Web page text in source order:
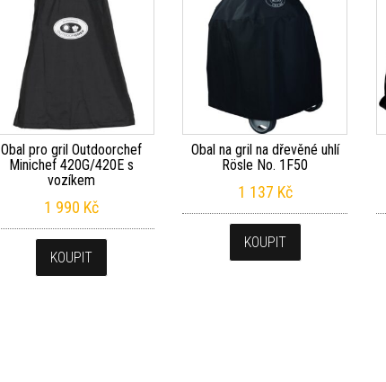
Obal pro gril Outdoorchef
Minichef 420G/420E s
vozíkem
1 990 Kč
KOUPIT
Obal na gril na dřevěné uhlí
Rösle No. 1F50
1 137 Kč
KOUPIT